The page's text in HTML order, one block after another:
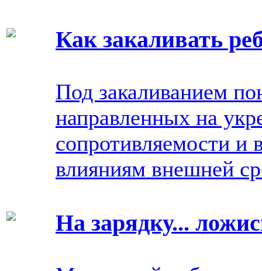
Как закаливать
Под закаливанием
направленных на
сопротивляемости и
влияниям внешней
На зарядку...